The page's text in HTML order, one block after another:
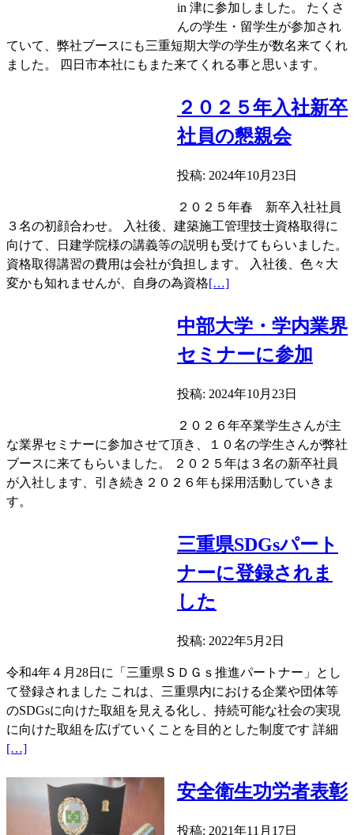
in 津に参加しました。 たくさ
んの学生・留学生が参加され
ていて、弊社ブースにも三重短期大学の学生が数名来てくれ
ました。 四日市本社にもまた来てくれる事と思います。
２０２５年入社新卒
社員の懇親会
投稿: 2024年10月23日
２０２５年春 新卒入社社員
３名の初顔合わせ。 入社後、建築施工管理技士資格取得に
向けて、日建学院様の講義等の説明も受けてもらいました。
資格取得講習の費用は会社が負担します。 入社後、色々大
変かも知れませんが、自身の為資格続
を
読
む
０
５
年
入
社
社
員
の
懇
会
[…]
中部大学・学内業界
セミナーに参加
投稿: 2024年10月23日
２０２６年卒業学生さんが主
な業界セミナーに参加させて頂き、１０名の学生さんが弊社
ブースに来てもらいました。 ２０２５年は３名の新卒社員
が入社します、引き続き２０２６年も採用活動していきま
す。
三重県SDGsパート
ナーに登録されま
した
投稿: 2022年5月2日
令和4年４月28日に「三重県ＳＤＧｓ推進パートナー」とし
て登録されました これは、三重県内における企業や団体等
のSDGsに向けた取組を見える化し、持続可能な社会の実現
に向けた取組を広げていくことを目的とした制度です 詳細
読
む
[…]
安全衛生功労者表彰
投稿: 2021年11月17日